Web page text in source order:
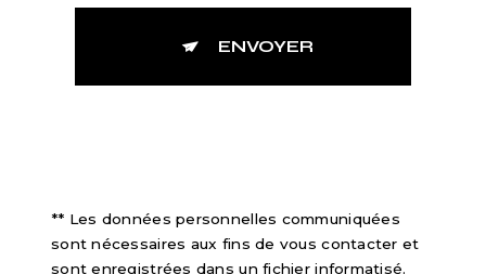
ENVOYER
** Les données personnelles communiquées
sont nécessaires aux fins de vous contacter et
sont enregistrées dans un fichier informatisé.